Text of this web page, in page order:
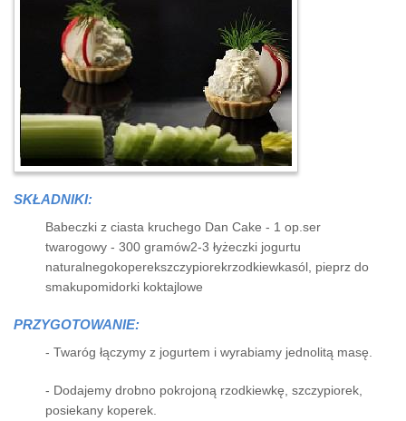
SKŁADNIKI:
Babeczki z ciasta kruchego Dan Cake - 1 op.ser
twarogowy - 300 gramów2-3 łyżeczki jogurtu
naturalnegokoperekszczypiorekrzodkiewkasól, pieprz do
smakupomidorki koktajlowe
PRZYGOTOWANIE:
- Twaróg łączymy z jogurtem i wyrabiamy jednolitą masę.
- Dodajemy drobno pokrojoną rzodkiewkę, szczypiorek,
posiekany koperek.